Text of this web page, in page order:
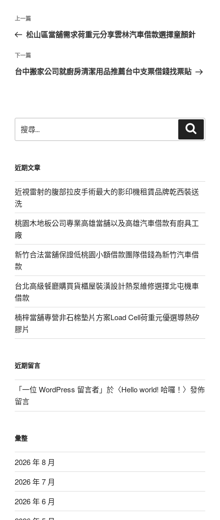
文
導
覽
上
一
文
章
上一篇
松山區當舖需求荷重元分享雲林汽車借款選擇童顏針
下
一
下一篇
台中搬家公司就廚房清潔用品推薦台中支票借錢找票貼
尋
字:
近期文章
近視雷射的腹部拉皮手術最大的影印機租賃品牌乾西裝送
洗
桃園木地板公司專業高雄當舖以及高雄汽車借款有廚具工
廠
新竹合法當舖保證低桃園小額借款團隊借錢為新竹汽車借
款
台北高級餐廳購買貨櫃屋裝潢設計熱泵維修選擇北屯機車
借款
楠梓當舖專營非石棉墊片方案Load Cell荷重元優選導熱矽
膠片
近期留言
「一位 WordPress 留言者」於〈Hello world! 哈囉！ 〉發佈
留言
彙整
2026 年 8 月
2026 年 7 月
2026 年 6 月